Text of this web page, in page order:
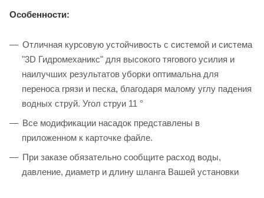
Особенности:
Отличная курсовую устойчивость с системой и система
"3D Гидромеханикс" для высокого тягового усилия и
наилучших результатов уборки оптимальна для
переноса грязи и песка, благодаря малому углу падения
водных струй. Угол струи 11 °
Все модификации насадок представлены в
приложенном к карточке файле.
При заказе обязательно сообщите расход воды,
давление, диаметр и длину шланга Вашей установки